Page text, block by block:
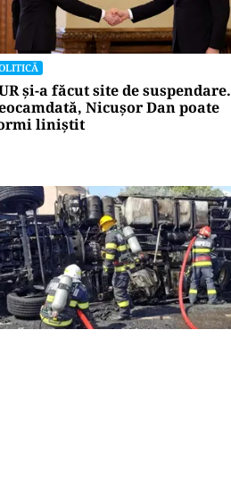
și-a făcut site de suspendare.
Nicușor Dan poate
liniștit